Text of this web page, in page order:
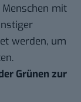
mit
werden, um
Grünen zur